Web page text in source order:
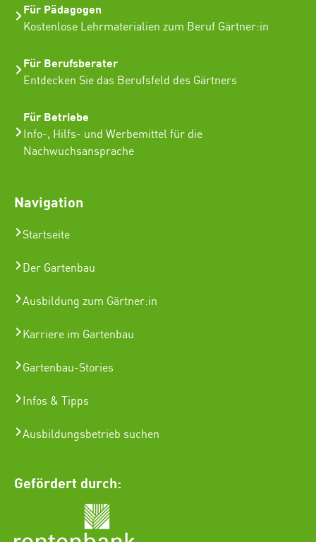
Für Pädagogen
Kostenlose Lehrmaterialien zum Beruf Gärtner:in
Für Berufsberater
Entdecken Sie das Berufsfeld des Gärtners
Für Betriebe
Info-, Hilfs- und Werbemittel für die
Nachwuchsansprache
Navigation
Startseite
Der Gartenbau
Ausbildung zum Gärtner:in
Karriere im Gartenbau
Gartenbau-Stories
Infos & Tipps
Ausbildungsbetrieb suchen
Gefördert durch: